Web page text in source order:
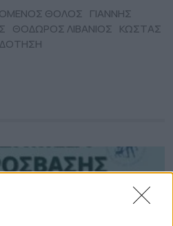
ΘΟΛΟΣ ΓΙΑΝΝΗΣ
ΘΟΔΩΡΟΣ ΛΙΒΑΝΙΟΣ ΚΩΣΤΑΣ